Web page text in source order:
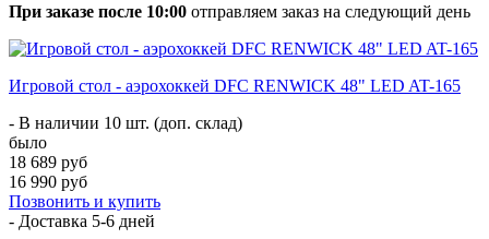
При заказе после 10:00 отправляем заказ на следующий день
Игровой стол - аэрохоккей DFC RENWICK 48" LED AT-165
- В наличии 10 шт. (доп. склад)
было
18 689 руб
16 990 руб
Позвонить и купить
- Доставка 5-6 дней